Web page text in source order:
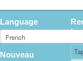
Language
Nouveau
le